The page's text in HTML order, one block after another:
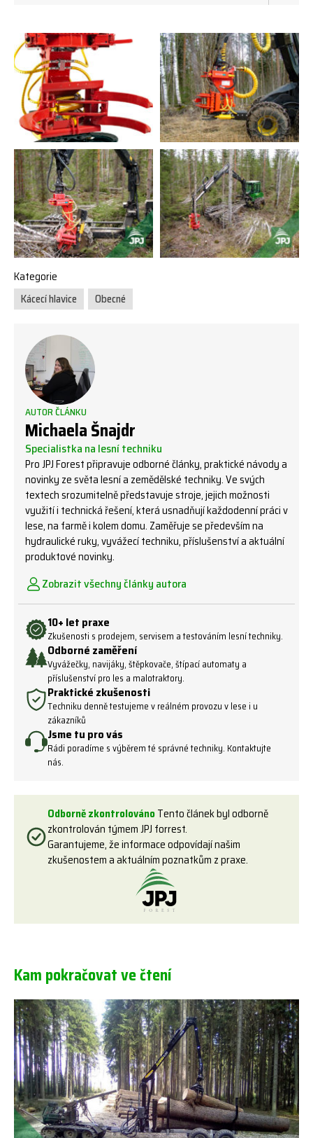
Kategorie
Kácecí hlavice
Obecné
AUTOR ČLÁNKU
Michaela Šnajdr
Specialistka na lesní techniku
Pro JPJ Forest připravuje odborné články, praktické návody a
novinky ze světa lesní a zemědělské techniky. Ve svých
textech srozumitelně představuje stroje, jejich možnosti
využití i technická řešení, která usnadňují každodenní práci v
lese, na farmě i kolem domu. Zaměřuje se především na
hydraulické ruky, vyvážecí techniku, příslušenství a aktuální
produktové novinky.
Zobrazit všechny články autora
10+ let praxe
Zkušenosti s prodejem, servisem a testováním lesní techniky.
Odborné zaměření
Vyvážečky, navijáky, štěpkovače, štípací automaty a
příslušenství pro les a malotraktory.
Praktické zkušenosti
Techniku denně testujeme v reálném provozu v lese i u
zákazníků
Jsme tu pro vás
Rádi poradíme s výběrem té správné techniky. Kontaktujte
nás.
Odborně zkontrolovánoTento článek byl odborně
zkontrolován týmem JPJ forrest.
Garantujeme, že informace odpovídají našim
zkušenostem a aktuálním poznatkům z praxe.
Kam pokračovat ve čtení